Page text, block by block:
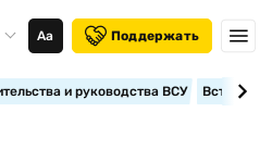
Аа Поддержать
и руководства ВСУ